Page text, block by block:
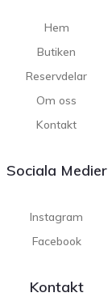
Hem
Butiken
Reservdelar
Om oss
Kontakt
Sociala Medier
Instagram
Facebook
Kontakt